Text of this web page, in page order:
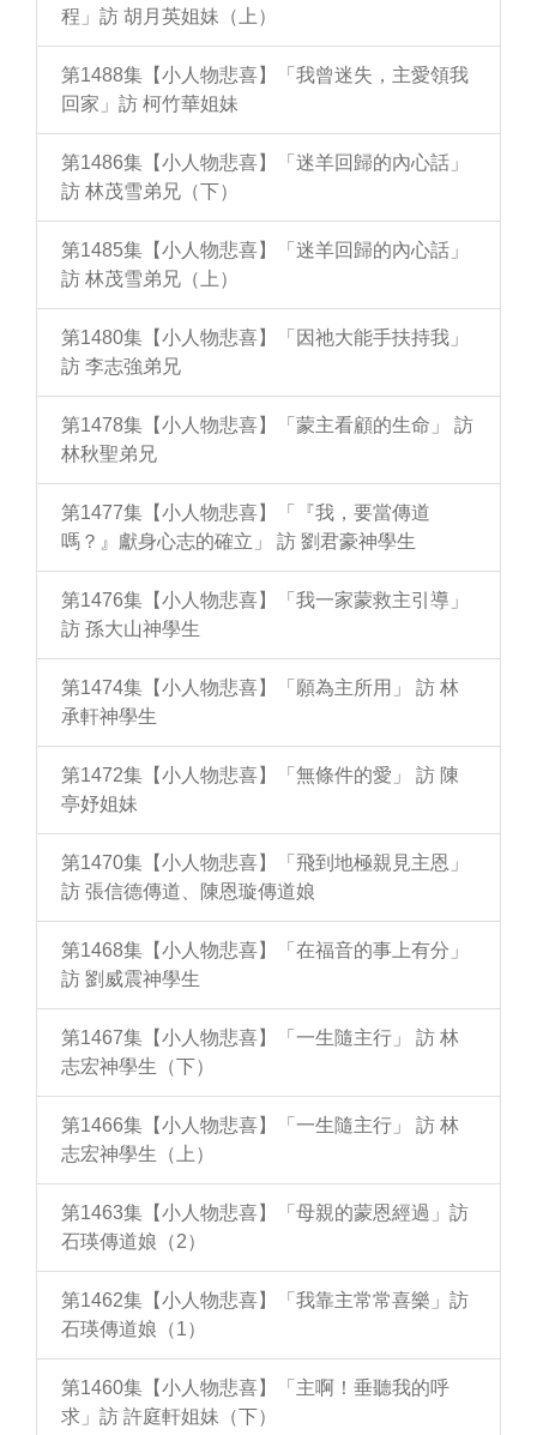
程」訪 胡月英姐妹（上）
第1488集【小人物悲喜】「我曾迷失，主愛領我
回家」訪 柯竹華姐妹
第1486集【小人物悲喜】「迷羊回歸的內心話」
訪 林茂雪弟兄（下）
第1485集【小人物悲喜】「迷羊回歸的內心話」
訪 林茂雪弟兄（上）
第1480集【小人物悲喜】「因祂大能手扶持我」
訪 李志強弟兄
第1478集【小人物悲喜】「蒙主看顧的生命」 訪
林秋聖弟兄
第1477集【小人物悲喜】「『我，要當傳道
嗎？』獻身心志的確立」 訪 劉君豪神學生
第1476集【小人物悲喜】「我一家蒙救主引導」
訪 孫大山神學生
第1474集【小人物悲喜】「願為主所用」 訪 林
承軒神學生
第1472集【小人物悲喜】「無條件的愛」 訪 陳
亭妤姐妹
第1470集【小人物悲喜】「飛到地極親見主恩」
訪 張信德傳道、陳恩璇傳道娘
第1468集【小人物悲喜】「在福音的事上有分」
訪 劉威震神學生
第1467集【小人物悲喜】「一生隨主行」 訪 林
志宏神學生（下）
第1466集【小人物悲喜】「一生隨主行」 訪 林
志宏神學生（上）
第1463集【小人物悲喜】「母親的蒙恩經過」訪
石瑛傳道娘（2）
第1462集【小人物悲喜】「我靠主常常喜樂」訪
石瑛傳道娘（1）
第1460集【小人物悲喜】「主啊！垂聽我的呼
求」訪 許庭軒姐妹（下）